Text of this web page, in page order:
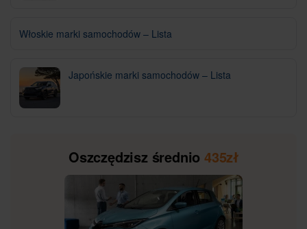
Włoskie marki samochodów – Lista
Japońskie marki samochodów – Lista
Oszczędzisz średnio 435zł